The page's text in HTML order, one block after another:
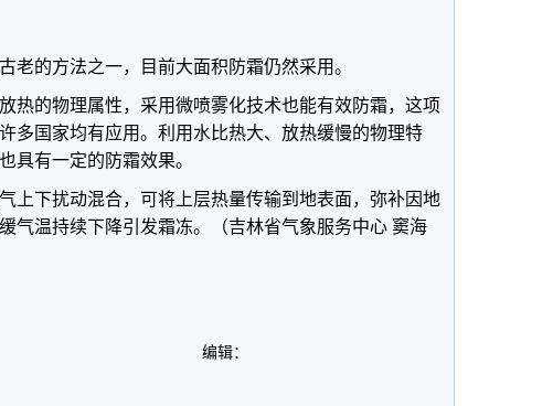
老的方法之一，目前大面积防霜仍然采用。
热的物理属性，采用微喷雾化技术也能有效防霜，这项
多国家均有应用。利用水比热大、放热缓慢的物理特
具有一定的防霜效果。
上下扰动混合，可将上层热量传输到地表面，弥补因地
气温持续下降引发霜冻。（吉林省气象服务中心 窦海
编辑：